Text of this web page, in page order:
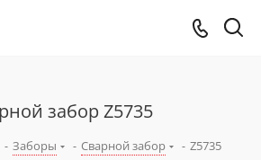
забор Z5735
- Заборы - Сварной забор - Z5735